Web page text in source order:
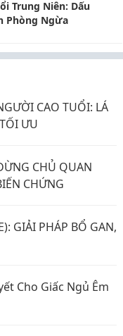
Trung Niên: Dấu
Phòng Ngừa
CAO TUỔI: LÁ
ƯU
CHỦ QUAN
CHỨNG
GIẢI PHÁP BỔ GAN,
Cho Giấc Ngủ Êm